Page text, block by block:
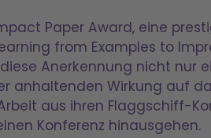
Impact Paper Award, eine
from Examples to
Anerkennung nicht nur
anhaltenden Wirkung auf
aus ihren Flaggschiff-
Konferenz hinausgehen.